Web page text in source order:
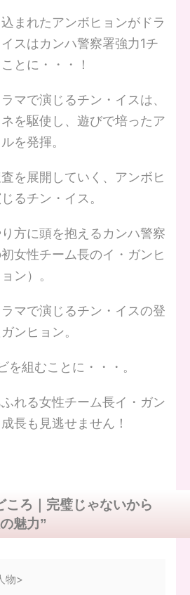
まれたアンボヒョンがドラ
スはカンハ警察署強力1チ
とに・・・！
マで演じるチン・イスは、
を駆使し、遊びで培ったア
を発揮。
を展開していく、アンボヒ
るチン・イス。
方に頭を抱えるカンハ警察
女性チーム長のイ・ガンヒ
ン）。
マで演じるチン・イスの登
ンヒョン。
を組むことに・・・。
れる女性チーム長イ・ガン
長も見逃せません！
ころ｜完璧じゃないから
魅力”
物>